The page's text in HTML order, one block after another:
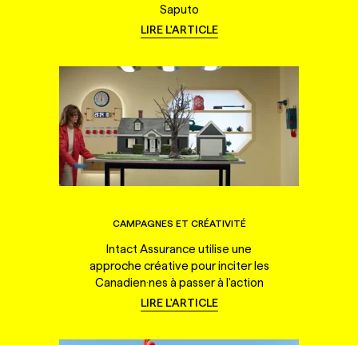
Saputo
LIRE L'ARTICLE
CAMPAGNES ET CRÉATIVITÉ
Intact Assurance utilise une
approche créative pour inciter les
Canadien·nes à passer à l'action
LIRE L'ARTICLE